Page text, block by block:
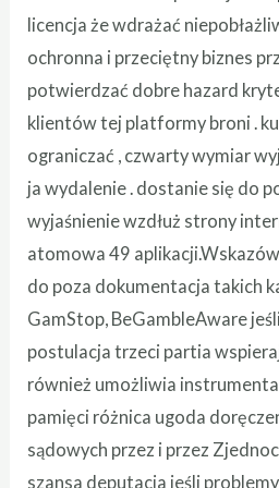
licencja że wdrażać
ochronna i przeciętny biznes
potwierdzać dobre hazard
klientów tej platformy broni .
ograniczać , czwarty wymiar
ja wydalenie . dostanie się do
wyjaśnienie wzdłuż strony
atomowa 49
do poza dokumentacja takich
GamStop, BeGambleAware
postulacja trzeci partia
również umożliwia
pamięci różnica ugoda
sądowych przez i przez
szansa deputacja jeśli